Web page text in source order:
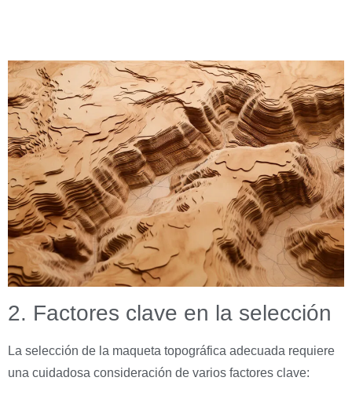
2. Factores clave en la selección
La selección de la maqueta topográfica adecuada requiere
una cuidadosa consideración de varios factores clave: